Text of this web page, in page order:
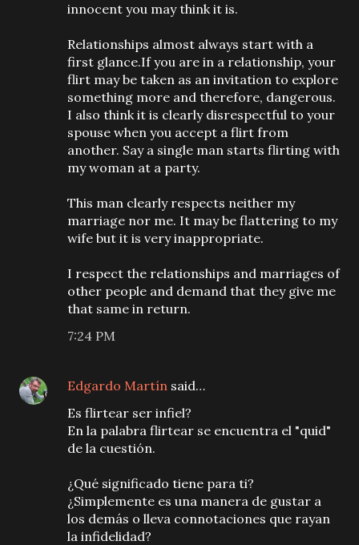
innocent you may think it is.
Relationships almost always start with a
first glance.If you are in a relationship, your
flirt may be taken as an invitation to explore
something more and therefore, dangerous.
I also think it is clearly disrespectful to your
spouse when you accept a flirt from
another. Say a single man starts flirting with
my woman at a party.
This man clearly respects neither my
marriage nor me. It may be flattering to my
wife but it is very inappropriate.
I respect the relationships and marriages of
other people and demand that they give me
that same in return.
7:24 PM
Edgardo Martín said…
Es flirtear ser infiel?
En la palabra flirtear se encuentra el "quid"
de la cuestión.
¿Qué significado tiene para ti?
¿Simplemente es una manera de gustar a
los demás o lleva connotaciones que rayan
la infidelidad?